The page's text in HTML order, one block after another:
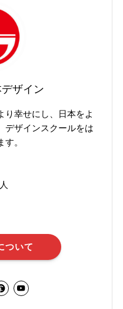
ザイン
り幸せにし、日本をよ
デザインスクールをは
。
ついて